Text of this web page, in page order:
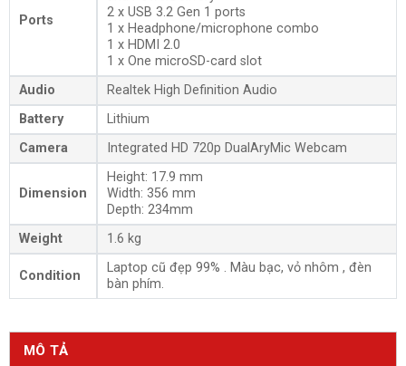
MÔ TẢ
Ports
2 x USB 3.2 Gen 1 ports
1 x Headphone/microphone combo
1 x HDMI 2.0
1 x One microSD-card slot
Audio
Realtek High Definition Audio
Battery
Lithium
Camera
Integrated HD 720p DualAryMic Webcam
Dimension
Height: 17.9 mm
Width: 356 mm
Depth: 234mm
Weight
1.6 kg
Condition
Laptop cũ đẹp 99% . Màu bạc, vỏ nhôm , đèn
bàn phím.